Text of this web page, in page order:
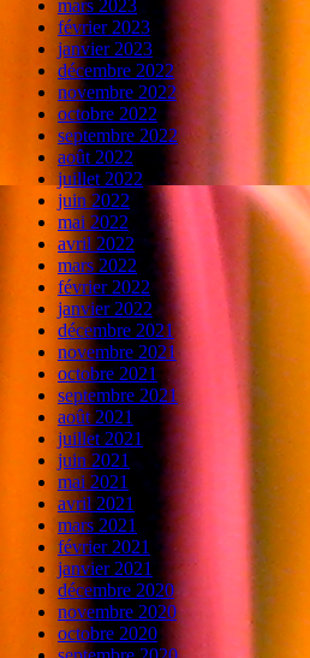
mars 2023
février 2023
janvier 2023
décembre 2022
novembre 2022
octobre 2022
septembre 2022
août 2022
juillet 2022
juin 2022
mai 2022
avril 2022
mars 2022
février 2022
janvier 2022
décembre 2021
novembre 2021
octobre 2021
septembre 2021
août 2021
juillet 2021
juin 2021
mai 2021
avril 2021
mars 2021
février 2021
janvier 2021
décembre 2020
novembre 2020
octobre 2020